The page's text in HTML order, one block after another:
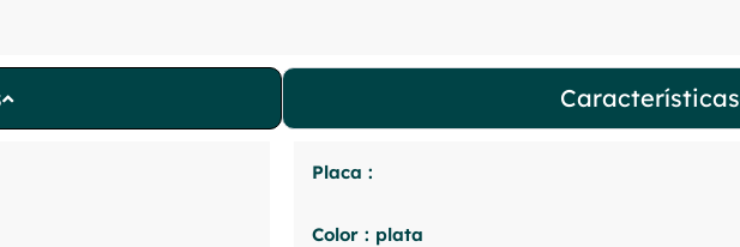
Características
Placa :
Color : plata